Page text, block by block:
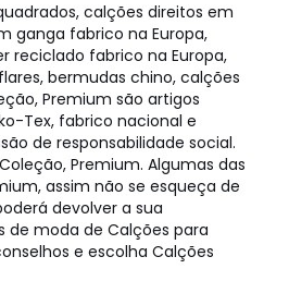
calções direitos em
ganga fabrico na Europa,
reciclado fabrico na Europa,
bermudas chino, calções
Premium são artigos
Tex, fabrico nacional e
de responsabilidade social.
Premium. Algumas das
assim não se esqueça de
devolver a sua
moda de Calções para
e escolha Calções